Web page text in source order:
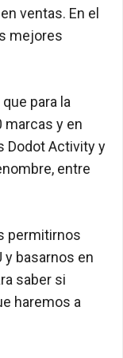
ventas. En el
mejores
para la
marcas y en
Dodot Activity y
entre
permitirnos
y basarnos en
saber si
haremos a